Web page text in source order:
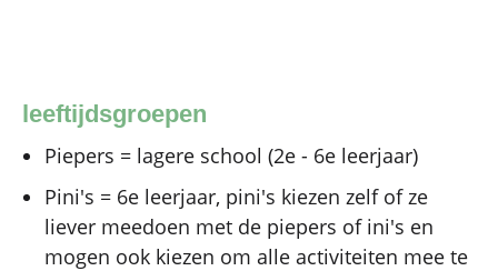
leeftijdsgroepen
Piepers = lagere school (2e - 6e leerjaar)
Pini's = 6e leerjaar, pini's kiezen zelf of ze
liever meedoen met de piepers of ini's en
mogen ook kiezen om alle activiteiten mee te